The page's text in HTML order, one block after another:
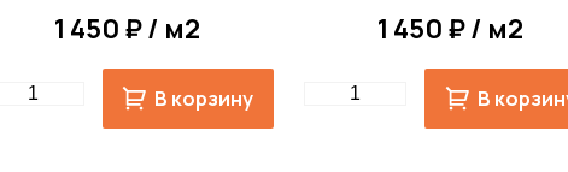
1 450 ₽ / м2
В корзину
1 450 ₽ / м2
Quantity В